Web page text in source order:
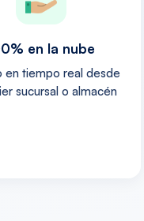
en la nube
en tiempo real desde
sucursal o almacén